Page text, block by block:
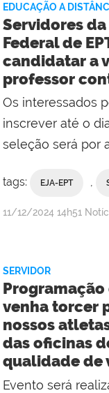
Campus
Bom
Jesus
do
Itabapoana
EDUCAÇÃO A
Servidores da
Federal de
candidatar a
professor
Os interessados
inscrever até o
seleção será por
tags: EJA-EPT ,
por
publicado
11/12/2024 14h51
SERVIDOR
Programação
venha torcer
nossos
das oficinas
qualidade de
Evento será